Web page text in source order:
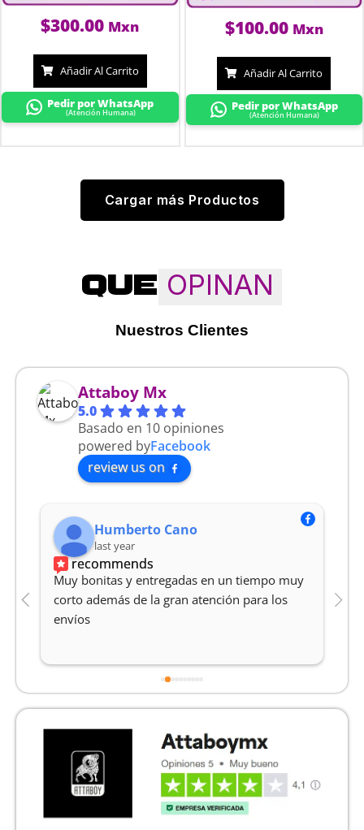
$300.00 Mxn
Añadir Al Carrito
Pedir por WhatsApp
(Atención Humana)
$100.00 Mxn
Añadir Al Carrito
Pedir por WhatsApp
(Atención Humana)
Cargar más Productos
QUE OPINAN
Nuestros Clientes
Attaboy Mx
5.0
Basado en 10 opiniones
powered byFacebook
review us on
Humberto Cano
last year
recommends
Muy bonitas y entregadas en un tiempo muy
corto además de la gran atención para los
envíos